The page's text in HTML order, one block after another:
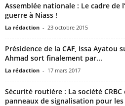
Assemblée nationale : Le cadre de
guerre à Niass !
La rédaction - 23 octobre 2015
Présidence de la CAF, Issa Ayatou
Ahmad sort finalement par...
La rédaction - 17 mars 2017
Sécurité routière : La société
panneaux de signalisation pour les